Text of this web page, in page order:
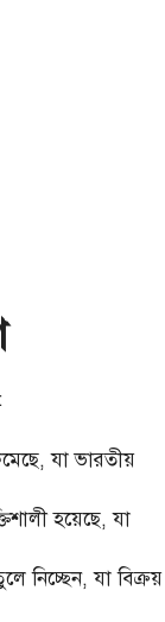
যা ভারতীয়
হয়েছে, যা
নিচ্ছেন, যা বিক্রয়